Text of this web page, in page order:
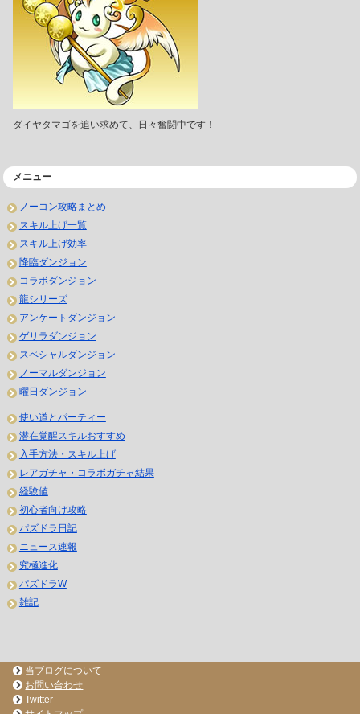
ダイヤタマゴを追い求めて、日々奮闘中です！
メニュー
ノーコン攻略まとめ
スキル上げ一覧
スキル上げ効率
降臨ダンジョン
コラボダンジョン
龍シリーズ
アンケートダンジョン
ゲリラダンジョン
スペシャルダンジョン
ノーマルダンジョン
曜日ダンジョン
使い道とパーティー
潜在覚醒スキルおすすめ
入手方法・スキル上げ
レアガチャ・コラボガチャ結果
経験値
初心者向け攻略
パズドラ日記
ニュース速報
究極進化
パズドラW
雑記
当ブログについて
お問い合わせ
Twitter